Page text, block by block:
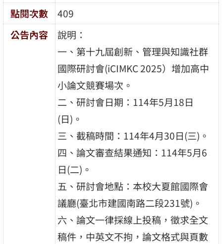
點閱次數
409
公告內容
說明：
一、第十九屆創新、管理與知識社群
國際研討會(iCIMKC 2025）增加高中
小論文競賽場次。
二、研討會日期：114年5月18日
(日)。
三、截稿時間：114年4月30日(三)。
四、論文審查結果通知：114年5月6
日(二)。
五、研討會地點：本校大夏館國際會
議廳(臺北市建國南路二段231號)。
六、論文一律採線上投稿，徵求全文
稿件，中英文不拘，論文格式與頁數